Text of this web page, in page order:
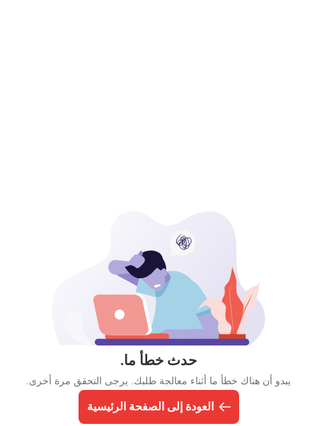
حدث خطأ ما.
يبدو أن هناك خطأ ما أثناء معالجة طلبك. يرجى التحقق مرة أخرى.
العودة إلى الصفحة الرئيسية